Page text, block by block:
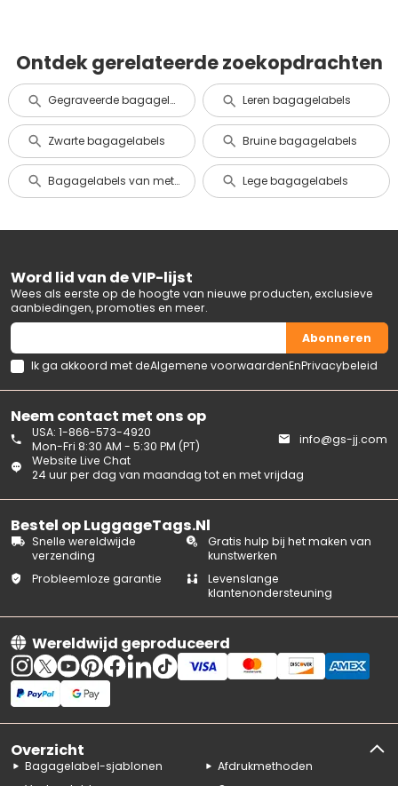
Ontdek gerelateerde zoekopdrachten
Gegraveerde bagagelabels Leren bagagelabels
Zwarte bagagelabels Bruine bagagelabels
Bagagelabels van metaal en aluminium Lege bagagelabels
Neem contact met ons op
Website Live Chat
24 uur per dag van maandag tot en met vrijdag
USA: 1-866-573-4920
Mon-Fri 8:30 AM - 5:30 PM (PT)
info@gs-jj.com
Bestel op LuggageTags.Nl
Snelle wereldwijde
verzending
Gratis hulp bij het maken van
kunstwerken
Probleemloze garantie
Levenslange
klantenondersteuning
Wereldwijd geproduceerd
Word lid van de VIP-lijst
Wees als eerste op de hoogte van nieuwe producten, exclusieve
aanbiedingen, promoties en meer.
Abonneren
Ik ga akkoord met deAlgemene voorwaardenEnPrivacybeleid
Overzicht
Bagagelabel-sjablonen
Afdrukmethoden